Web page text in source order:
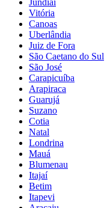
Jundiaí
Vitória
Canoas
Uberlândia
Juiz de Fora
São Caetano do Sul
São José
Carapicuíba
Arapiraca
Guarujá
Suzano
Cotia
Natal
Londrina
Mauá
Blumenau
Itajaí
Betim
Itapevi